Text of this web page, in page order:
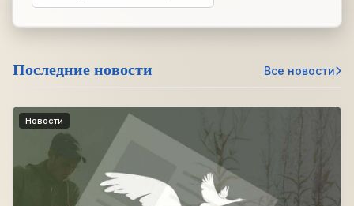
Последние новости Все новости
Новости